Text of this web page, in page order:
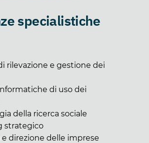
specialistiche
rilevazione e gestione dei
di uso dei
della ricerca sociale
strategico
direzione delle imprese